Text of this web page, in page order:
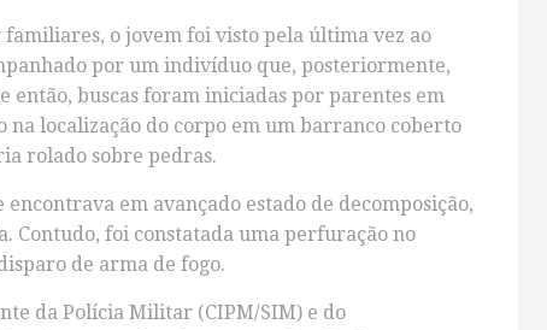
o jovem foi visto pela última vez ao
por um indivíduo que, posteriormente,
buscas foram iniciadas por parentes em
na localização do corpo em um barranco coberto
rolado sobre pedras.
em avançado estado de decomposição,
Contudo, foi constatada uma perfuração no
de arma de fogo.
da Polícia Militar (CIPM/SIM) e do